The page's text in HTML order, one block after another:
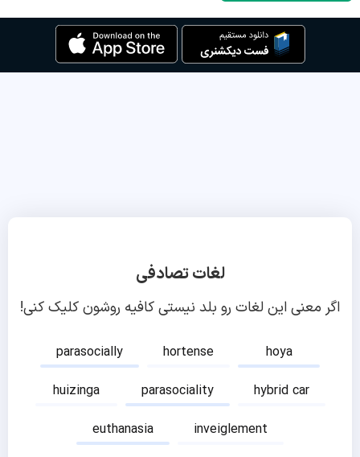
لغات تصادفی
اگر معنی این لغات رو بلد نیستی کافیه روشون کلیک کنی!
parasocially hortense
hoya
huizinga
parasociality
hybrid car
euthanasia
inveiglement